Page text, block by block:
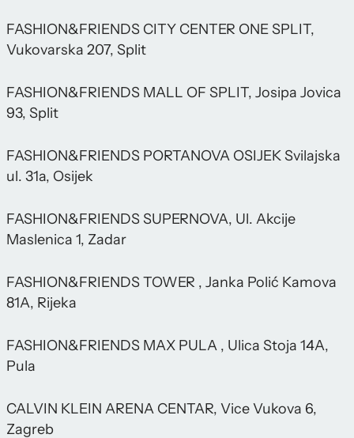
FASHION&FRIENDS CITY CENTER ONE SPLIT,
Vukovarska 207, Split
FASHION&FRIENDS MALL OF SPLIT, Josipa Jovica
93, Split
FASHION&FRIENDS PORTANOVA OSIJEK Svilajska
ul. 31a, Osijek
FASHION&FRIENDS SUPERNOVA, Ul. Akcije
Maslenica 1, Zadar
FASHION&FRIENDS TOWER , Janka Polić Kamova
81A, Rijeka
FASHION&FRIENDS MAX PULA , Ulica Stoja 14A,
Pula
CALVIN KLEIN ARENA CENTAR, Vice Vukova 6,
Zagreb